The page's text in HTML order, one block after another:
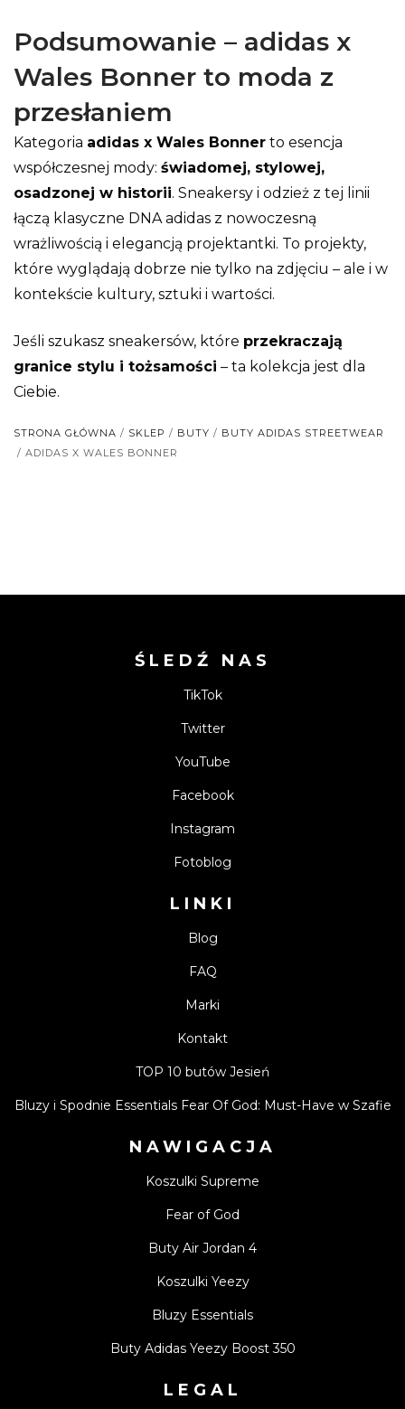
Podsumowanie – adidas x
Wales Bonner to moda z
przesłaniem
Kategoria adidas x Wales Bonner to esencja
współczesnej mody: świadomej, stylowej,
osadzonej w historii. Sneakersy i odzież z tej linii
łączą klasyczne DNA adidas z nowoczesną
wrażliwością i elegancją projektantki. To projekty,
które wyglądają dobrze nie tylko na zdjęciu – ale i w
kontekście kultury, sztuki i wartości.
Jeśli szukasz sneakersów, które przekraczają
granice stylu i tożsamości – ta kolekcja jest dla
Ciebie.
STRONA GŁÓWNA / SKLEP / BUTY / BUTY ADIDAS STREETWEAR
/ ADIDAS X WALES BONNER
ŚLEDŹ NAS
TikTok
Twitter
YouTube
Facebook
Instagram
Fotoblog
LINKI
Blog
FAQ
Marki
Kontakt
TOP 10 butów Jesień
Bluzy i Spodnie Essentials Fear Of God: Must-Have w Szafie
NAWIGACJA
Koszulki Supreme
Fear of God
Buty Air Jordan 4
Koszulki Yeezy
Bluzy Essentials
Buty Adidas Yeezy Boost 350
LEGAL